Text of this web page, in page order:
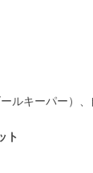
ルキーパー）
ト